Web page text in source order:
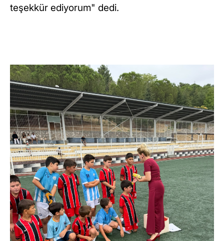
teşekkür ediyorum" dedi.